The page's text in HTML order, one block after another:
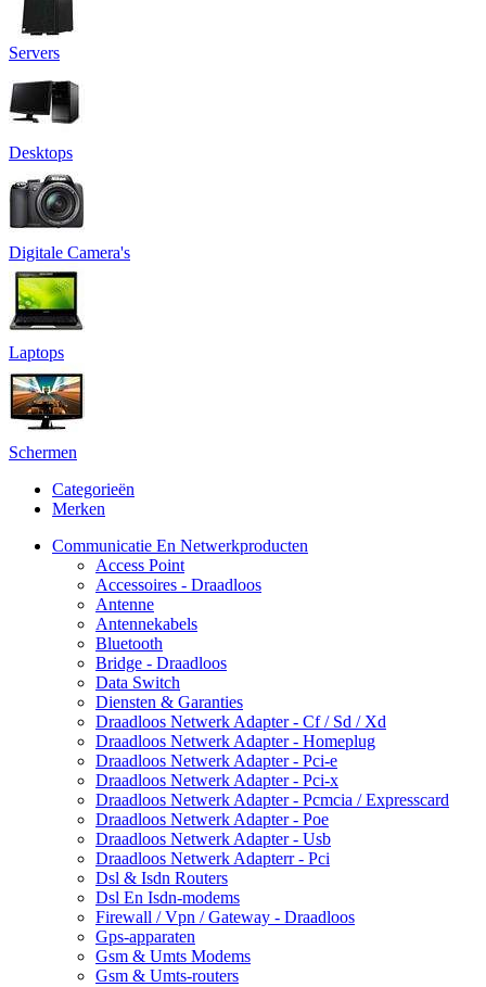
Servers
Desktops
Digitale Camera's
Laptops
Schermen
Categorieën
Merken
Communicatie En Netwerkproducten
Access Point
Accessoires - Draadloos
Antenne
Antennekabels
Bluetooth
Bridge - Draadloos
Data Switch
Diensten & Garanties
Draadloos Netwerk Adapter - Cf / Sd / Xd
Draadloos Netwerk Adapter - Homeplug
Draadloos Netwerk Adapter - Pci-e
Draadloos Netwerk Adapter - Pci-x
Draadloos Netwerk Adapter - Pcmcia / Expresscard
Draadloos Netwerk Adapter - Poe
Draadloos Netwerk Adapter - Usb
Draadloos Netwerk Adapterr - Pci
Dsl & Isdn Routers
Dsl En Isdn-modems
Firewall / Vpn / Gateway - Draadloos
Gps-apparaten
Gsm & Umts Modems
Gsm & Umts-routers